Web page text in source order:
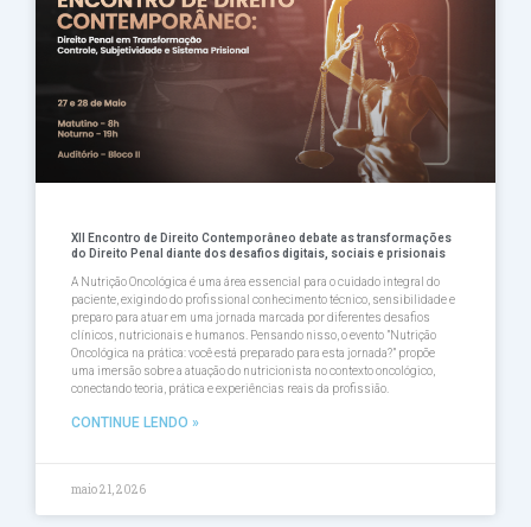
XII Encontro de Direito Contemporâneo debate as transformações
do Direito Penal diante dos desafios digitais, sociais e prisionais
A Nutrição Oncológica é uma área essencial para o cuidado integral do
paciente, exigindo do profissional conhecimento técnico, sensibilidade e
preparo para atuar em uma jornada marcada por diferentes desafios
clínicos, nutricionais e humanos. Pensando nisso, o evento ”Nutrição
Oncológica na prática: você está preparado para esta jornada?” propõe
uma imersão sobre a atuação do nutricionista no contexto oncológico,
conectando teoria, prática e experiências reais da profissião.
CONTINUE LENDO »
maio 21, 2026